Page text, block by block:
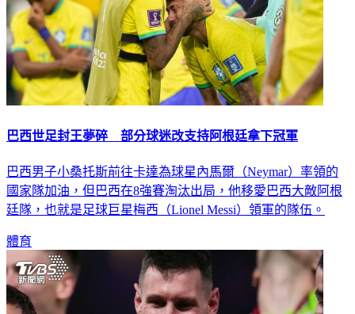
巴西世足封王夢碎 部分球迷改支持阿根廷拿下冠軍
巴西男子小桑托斯前往卡達為球星內馬爾（Neymar）率領的
國家隊加油，但巴西在8強賽淘汰出局，他移愛巴西大敵阿根
廷隊，也就是足球巨星梅西（Lionel Messi）領軍的隊伍。
體育